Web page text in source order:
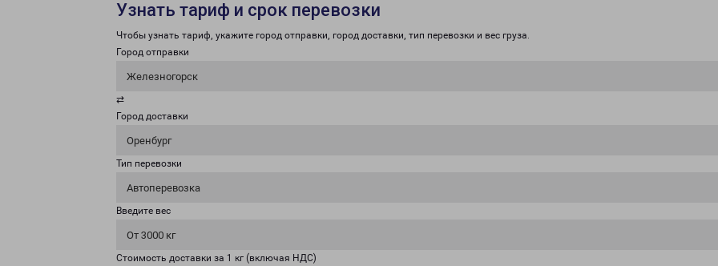
Узнать тариф и срок перевозки
Чтобы узнать тариф, укажите город отправки, город доставки, тип перевозки и вес груза.
Город отправки
Железногорск
⇄
Город доставки
Оренбург
Тип перевозки
Автоперевозка
Введите вес
От 3000 кг
Стоимость доставки за 1 кг (включая НДС)